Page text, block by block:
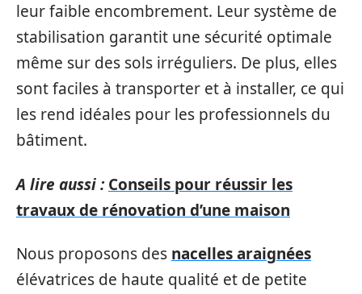
leur faible encombrement. Leur système de
stabilisation garantit une sécurité optimale
même sur des sols irréguliers. De plus, elles
sont faciles à transporter et à installer, ce qui
les rend idéales pour les professionnels du
bâtiment.
A lire aussi : Conseils pour réussir les
travaux de rénovation d’une maison
Nous proposons des nacelles araignées
élévatrices de haute qualité et de petite